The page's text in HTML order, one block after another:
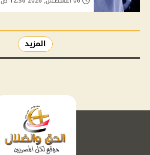
المزيد